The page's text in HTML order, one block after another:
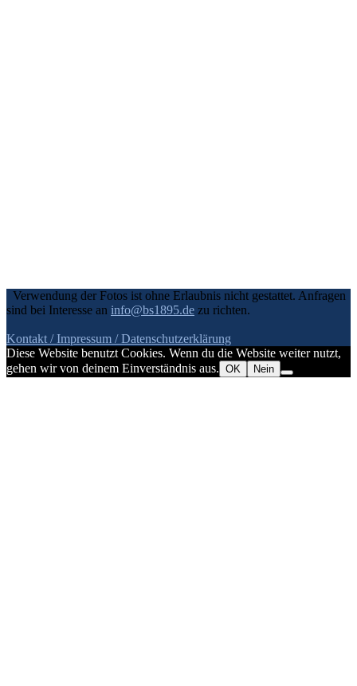
Verwendung der Fotos ist ohne Erlaubnis nicht gestattet. Anfragen
sind bei Interesse an info@bs1895.de zu richten.
Kontakt / Impressum / Datenschutzerklärung
Diese Website benutzt Cookies. Wenn du die Website weiter nutzt,
gehen wir von deinem Einverständnis aus. OK Nein